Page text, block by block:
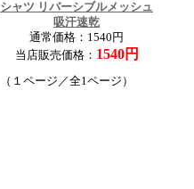
シャツ リバーシブルメッシュ
吸汗速乾
通常価格：1540円
当店販売価格： 1540円
（１ページ／全1ページ）